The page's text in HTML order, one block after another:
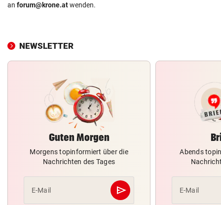
an forum@krone.atwenden.
NEWSLETTER
Guten Morgen
Morgens topinformiert über die
Nachrichten des Tages
E-Mail send
Abschicken
Abends
E-Mail